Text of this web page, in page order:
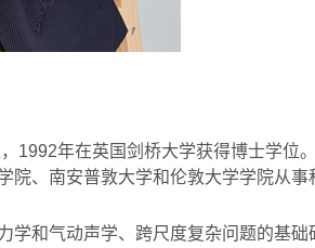
1992年在英国剑桥大学获得博士学位。
、南安普敦大学和伦敦大学学院从事
和气动声学、跨尺度复杂问题的基础